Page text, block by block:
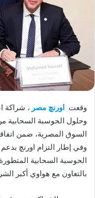
وقعت اورنچ مصر ، شراكة
السوق المصرية، ضمن
وفي إطار التزام اورنچ
الحوسبة السحابية
بالتعاون مع هواوي أكبر